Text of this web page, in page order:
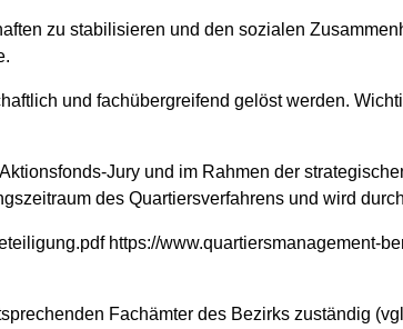
zu stabilisieren und den sozialen
und fachübergreifend gelöst werden.
Jury und im Rahmen der
des Quartiersverfahrens und wird
https://www.quartiersmanagement-
Fachämter des Bezirks zuständig